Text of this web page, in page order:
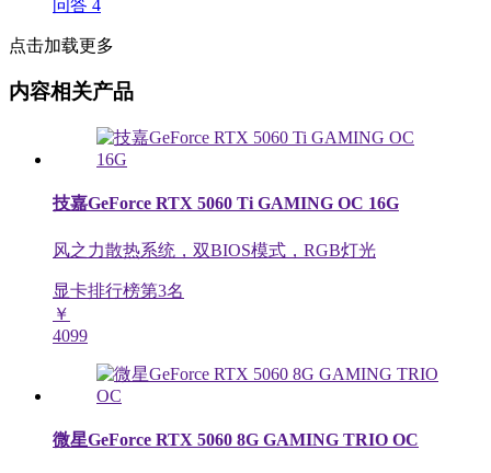
问答 4
点击加载更多
内容相关产品
技嘉GeForce RTX 5060 Ti GAMING OC 16G
风之力散热系统，双BIOS模式，RGB灯光
显卡排行榜第3名
￥
4099
微星GeForce RTX 5060 8G GAMING TRIO OC